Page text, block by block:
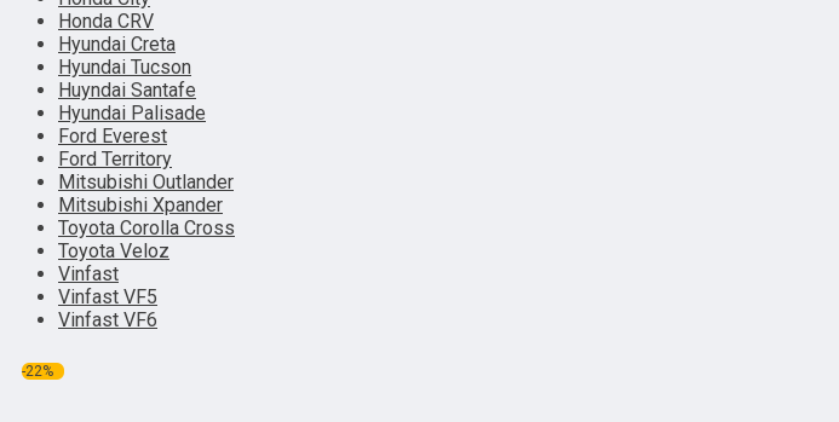
Honda CRV
Hyundai Creta
Hyundai Tucson
Huyndai Santafe
Hyundai Palisade
Ford Everest
Ford Territory
Mitsubishi Outlander
Mitsubishi Xpander
Toyota Corolla Cross
Toyota Veloz
Vinfast
Vinfast VF5
Vinfast VF6
-22%